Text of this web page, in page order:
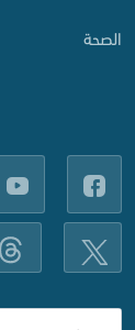
الصحة